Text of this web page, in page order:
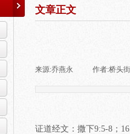
文章正文
来源:乔燕永 作者:桥头
证道经文：撒下9:5-8；